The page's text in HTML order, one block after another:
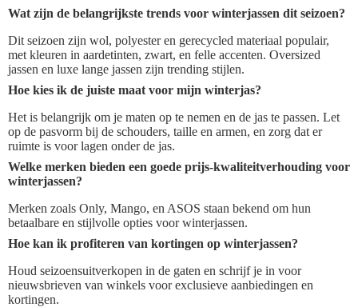
Wat zijn de belangrijkste trends voor winterjassen dit seizoen?
Dit seizoen zijn wol, polyester en gerecycled materiaal populair,
met kleuren in aardetinten, zwart, en felle accenten. Oversized
jassen en luxe lange jassen zijn trending stijlen.
Hoe kies ik de juiste maat voor mijn winterjas?
Het is belangrijk om je maten op te nemen en de jas te passen. Let
op de pasvorm bij de schouders, taille en armen, en zorg dat er
ruimte is voor lagen onder de jas.
Welke merken bieden een goede prijs-kwaliteitverhouding voor
winterjassen?
Merken zoals Only, Mango, en ASOS staan bekend om hun
betaalbare en stijlvolle opties voor winterjassen.
Hoe kan ik profiteren van kortingen op winterjassen?
Houd seizoensuitverkopen in de gaten en schrijf je in voor
nieuwsbrieven van winkels voor exclusieve aanbiedingen en
kortingen.